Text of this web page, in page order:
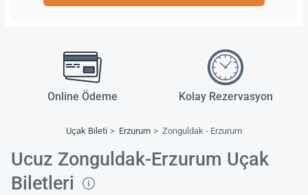
Online Ödeme Kolay Rezervasyon
Uçak Bileti Erzurum Zonguldak - Erzurum
Ucuz Zonguldak-Erzurum Uçak
Biletleri